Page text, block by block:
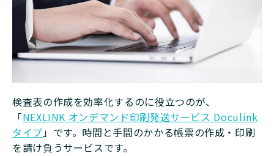
検査表の作成を効率化するのに役立つのが、
「NEXLINK オンデマンド印刷発送サービス Doculink
タイプ」です。時間と手間のかかる帳票の作成・印刷
を請け負うサービスです。